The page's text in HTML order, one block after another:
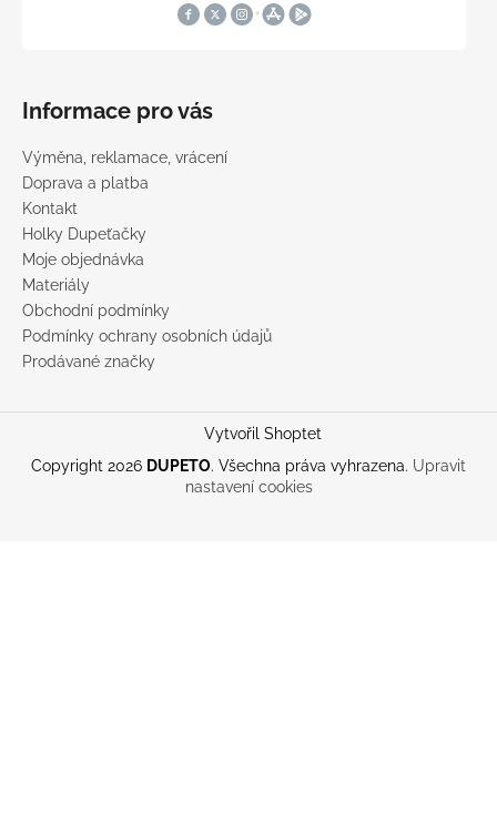
Informace pro vás
Výměna, reklamace, vrácení
Doprava a platba
Kontakt
Holky Dupeťačky
Moje objednávka
Materiály
Obchodní podmínky
Podmínky ochrany osobních údajů
Prodávané značky
Vytvořil Shoptet
Copyright 2026 DUPETO. Všechna práva vyhrazena. Upravit
nastavení cookies